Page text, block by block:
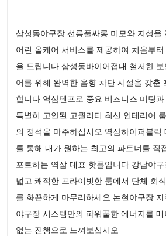
삼성동야구장 선릉풀싸롱 미모와 지성을
어린 올케어 서비스를 제공하여 처음부
을 드립니다 삼성동바이어접대 철저한
어를 위해 완벽한 음향 차단 시설을 갖춘
합니다 역삼텐프로 중요 비즈니스 미팅
특별히 고안된 고퀄리티 최신 인테리어
의 정석을 마주하십시오 역삼하이퍼블릭
를 통해 내가 원하는 최고의 파트너를 직
포트하는 역삼 대표 핫플입니다 강남야
넓고 쾌적한 프라이빗한 룸에서 단체 회
를 화끈하게 마무리하세요 논현야구장
야구장 시스템만의 파워풀한 에너지를
없는 진행으로 느껴보십시오